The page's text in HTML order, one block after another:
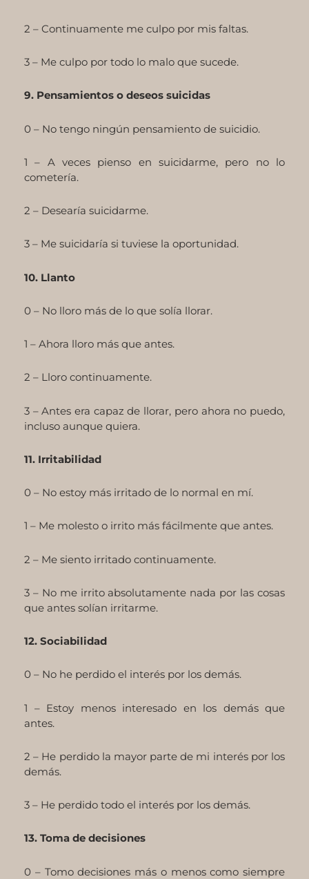
2 – Continuamente me culpo por mis faltas.
3 – Me culpo por todo lo malo que sucede.
9. Pensamientos o deseos suicidas
0 – No tengo ningún pensamiento de suicidio.
1 – A veces pienso en suicidarme, pero no lo
cometería.
2 – Desearía suicidarme.
3 – Me suicidaría si tuviese la oportunidad.
10. Llanto
0 – No lloro más de lo que solía llorar.
1 – Ahora lloro más que antes.
2 – Lloro continuamente.
3 – Antes era capaz de llorar, pero ahora no puedo,
incluso aunque quiera.
11. Irritabilidad
0 – No estoy más irritado de lo normal en mí.
1 – Me molesto o irrito más fácilmente que antes.
2 – Me siento irritado continuamente.
3 – No me irrito absolutamente nada por las cosas
que antes solían irritarme.
12. Sociabilidad
0 – No he perdido el interés por los demás.
1 – Estoy menos interesado en los demás que
antes.
2 – He perdido la mayor parte de mi interés por los
demás.
3 – He perdido todo el interés por los demás.
13. Toma de decisiones
0 – Tomo decisiones más o menos como siempre